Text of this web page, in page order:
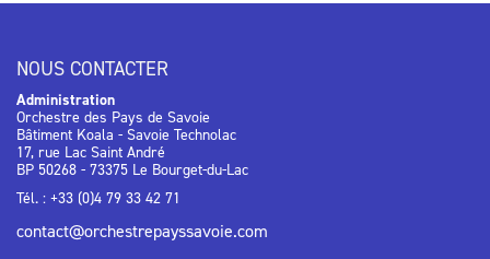
NOUS CONTACTER
Administration
Orchestre des Pays de Savoie
Bâtiment Koala - Savoie Technolac
17, rue Lac Saint André
BP 50268 - 73375 Le Bourget-du-Lac
Tél. : +33 (0)4 79 33 42 71
contact@orchestrepayssavoie.com